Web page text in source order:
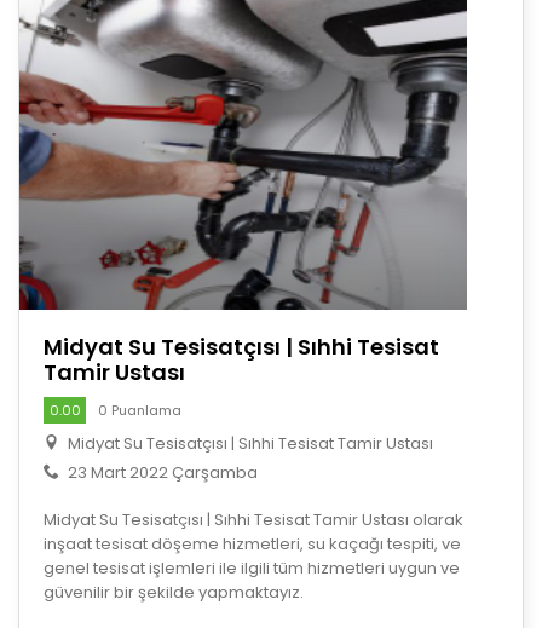
Midyat Su Tesisatçısı | Sıhhi Tesisat
Tamir Ustası
0.00 0 Puanlama
Midyat Su Tesisatçısı | Sıhhi Tesisat Tamir Ustası
23 Mart 2022 Çarşamba
Midyat Su Tesisatçısı | Sıhhi Tesisat Tamir Ustası olarak
inşaat tesisat döşeme hizmetleri, su kaçağı tespiti, ve
genel tesisat işlemleri ile ilgili tüm hizmetleri uygun ve
güvenilir bir şekilde yapmaktayız.